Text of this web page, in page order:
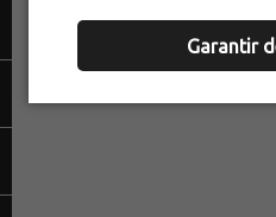
Garantir